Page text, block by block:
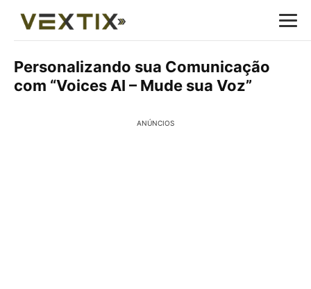
Personalizando sua Comunicação
com “Voices AI – Mude sua Voz”
ANÚNCIOS